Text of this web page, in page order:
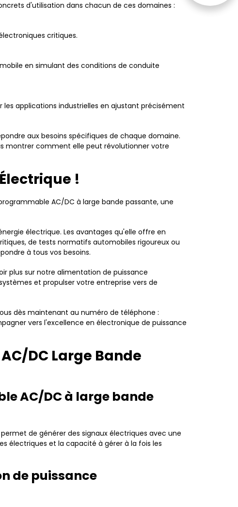
d'utilisation dans chacun de ces domaines :
critiques.
en simulant des conditions de conduite
applications industrielles en ajustant précisément
aux besoins spécifiques de chaque domaine.
montrer comment elle peut révolutionner votre
!
AC/DC à large bande passante, une
électrique. Les avantages qu'elle offre en
de tests normatifs automobiles rigoureux ou
à tous vos besoins.
plus sur notre alimentation de puissance
et propulser votre entreprise vers de
dès maintenant au numéro de téléphone :
vers l'excellence en électronique de puissance
DC Large Bande
AC/DC à large bande
de générer des signaux électriques avec une
électriques et la capacité à gérer à la fois les
de puissance
Avis de nos